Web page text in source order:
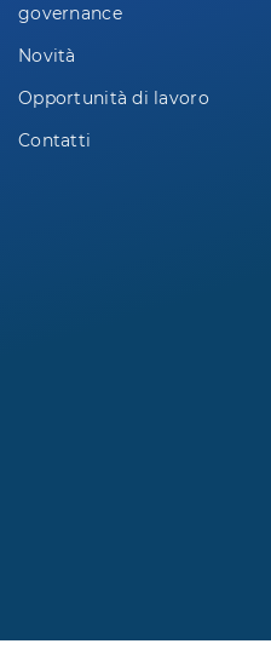
governance
Novità
Opportunità di lavoro
Contatti